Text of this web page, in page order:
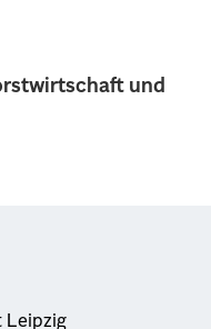
und
Leipzig